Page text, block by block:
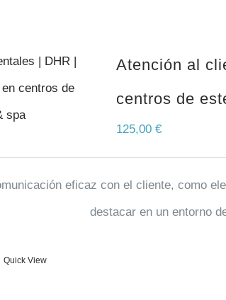
Atención al
centros de
125,00 €
eficaz con el cliente, como
destacar en un entorno
Quick View